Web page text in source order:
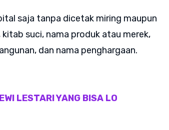
saja tanpa dicetak miring maupun
suci, nama produk atau merek,
dan nama penghargaan.
LESTARI YANG BISA LO